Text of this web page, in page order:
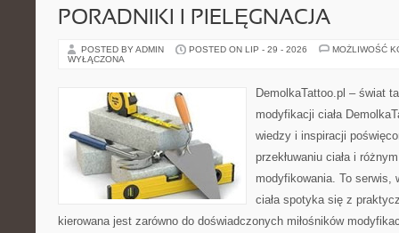
PORADNIKI I PIELĘGNACJA
POSTED BY ADMIN POSTED ON LIP - 29 - 2026
MOŻLIWOŚĆ
WYŁĄCZONA
DemolkaTattoo.pl – świat
modyfikacji ciała
wiedzy i inspiracji
przekłuwaniu ciała i
modyfikowania. To serwis,
ciała spotyka się z
kierowana jest zarówno do doświadczonych miłośników